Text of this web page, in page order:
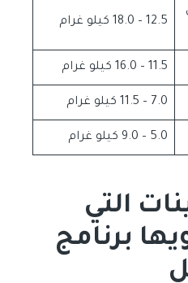
12.5 – 18.0 كيلو غرام
11.5 – 16.0 كيلو غرام
7.0 – 11.5 كيلو غرام
5.0 – 9.0 كيلو غرام
التي
برنامج